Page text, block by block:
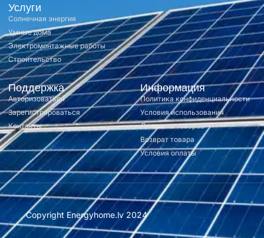
Услуги
Солнечная энергия
Умные дома
Электромонтажные работы
Строительство
Поддержка
Авторизоваться
Зарегистрироваться
Контакты
Информация
Политика конфиденциальности
Условия использования
Доставка товаров
Возврат товара
Условия оплаты
Copyright Energyhome.lv 2024